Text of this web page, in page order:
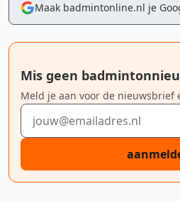
Maak badmintonline.nl je
Mis geen
Meld je aan voor de nieuwsbrief
E-mailadres